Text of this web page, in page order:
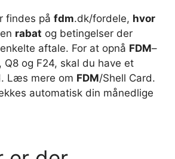
findes på fdm.dk/fordele, hvor
rabat og betingelser der
aftale. For at opnå FDM–
Q8 og F24, skal du have et
Læs mere om FDM/Shell Card.
automatisk din månedlige